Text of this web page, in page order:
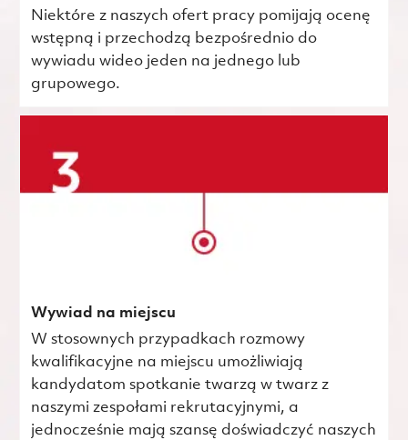
Niektóre z naszych ofert pracy pomijają ocenę
wstępną i przechodzą bezpośrednio do
wywiadu wideo jeden na jednego lub
grupowego.
Wywiad na miejscu
W stosownych przypadkach rozmowy
kwalifikacyjne na miejscu umożliwiają
kandydatom spotkanie twarzą w twarz z
naszymi zespołami rekrutacyjnymi, a
jednocześnie mają szansę doświadczyć naszych